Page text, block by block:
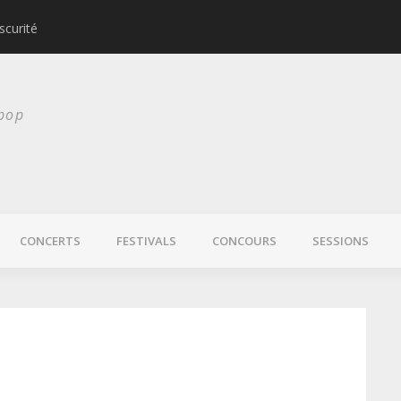
CONCERTS FESTIVALS CONCOURS SESSIONS